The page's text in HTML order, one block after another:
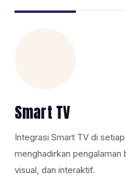
Smart TV
Integrasi Smart TV di
menghadirkan pengalaman
visual, dan interaktif.